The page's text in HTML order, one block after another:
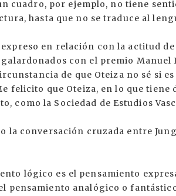
cuadro, por ejemplo, no tiene
hasta que no se traduce al
en relación con la actitud
con el premio Manuel
de que Oteiza no sé si
felicito que Oteiza, en lo que tiene
como la Sociedad de Estudios
la conversación cruzada entre
lógico es el pensamiento
pensamiento analógico o